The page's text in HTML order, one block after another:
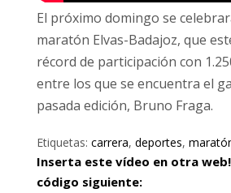
El próximo domingo se
maratón Elvas-Badajoz, que
récord de participación con
entre los que se encuentra el
pasada edición, Bruno Fraga.
Etiquetas: carrera, deportes,
Inserta este vídeo en otra
código siguiente: